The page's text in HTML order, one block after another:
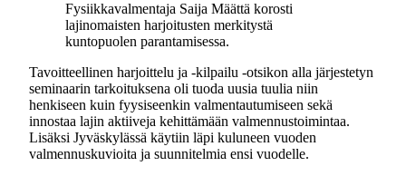
Fysiikkavalmentaja Saija Määttä korosti
lajinomaisten harjoitusten merkitystä
kuntopuolen parantamisessa.
Tavoitteellinen harjoittelu ja -kilpailu -otsikon alla järjestetyn
seminaarin tarkoituksena oli tuoda uusia tuulia niin
henkiseen kuin fyysiseenkin valmentautumiseen sekä
innostaa lajin aktiiveja kehittämään valmennustoimintaa.
Lisäksi Jyväskylässä käytiin läpi kuluneen vuoden
valmennuskuvioita ja suunnitelmia ensi vuodelle.